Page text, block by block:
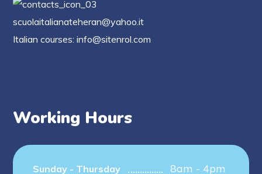
scuolaitalianateheran@yahoo.it
Italian courses: info@sitenrol.com
Working Hours
Sunday - Thursday 8am - 4pm